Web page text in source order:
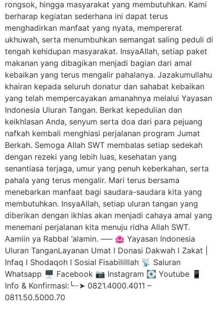
rongsok, hingga masyarakat yang membutuhkan. Kami
berharap kegiatan sederhana ini dapat terus
menghadirkan manfaat yang nyata, mempererat
ukhuwah, serta menumbuhkan semangat saling peduli di
tengah kehidupan masyarakat. InsyaAllah, setiap paket
makanan yang dibagikan menjadi bagian dari amal
kebaikan yang terus mengalir pahalanya. Jazakumullahu
khairan kepada seluruh donatur dan sahabat kebaikan
yang telah mempercayakan amanahnya melalui Yayasan
Indonesia Uluran Tangan. Berkat kepedulian dan
keikhlasan Anda, senyum serta doa dari para pejuang
nafkah kembali menghiasi perjalanan program Jumat
Berkah. Semoga Allah SWT membalas setiap sedekah
dengan rezeki yang lebih luas, kesehatan yang
senantiasa terjaga, umur yang penuh keberkahan, serta
pahala yang terus mengalir. Mari terus bersama
menebarkan manfaat bagi saudara-saudara kita yang
membutuhkan. InsyaAllah, setiap uluran tangan yang
diberikan dengan ikhlas akan menjadi cahaya amal yang
menemani perjalanan kita menuju ridha Allah SWT.
Aamiin ya Rabbal ‘alamin. —– 🏩 Yayasan Indonesia
Uluran TanganLayanan Umat l Donasi Dakwah l Zakat |
Infaq l Shodaqoh l Sosial Fisabililllah 📡 Saluran
Whatsapp 🖥️ Facebook 📷 Instagram 💽 Youtube 📱
Info & Konfirmasi:╰┈➤ 0821.4000.4011 –
0811.50.5000.70